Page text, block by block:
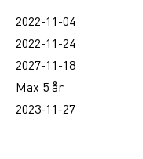
2022-11-04
2022-11-24
2027-11-18
Max 5 år
2023-11-27